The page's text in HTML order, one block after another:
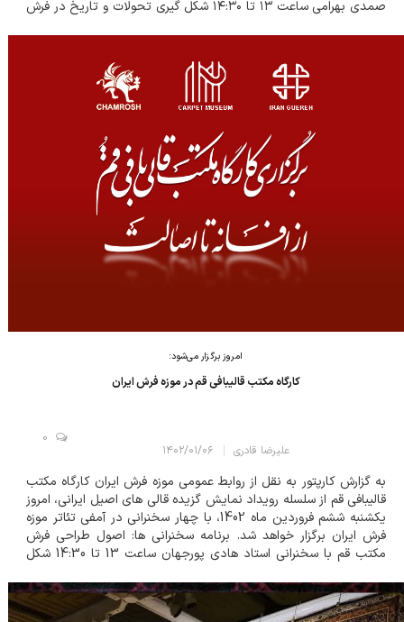
صمدی بهرامی ساعت ۱۳ تا ۱۴:۳۰ شکل گیری تحولات و تاریخ در فرش
امروز برگزار می‌شود:
کارگاه مکتب قالیبافی قم در موزه فرش ایران
علیرضا قادری ۱۴۰۲/۰۱/۰۶
0
به گزارش کارپتور به نقل از روابط عمومی موزه فرش ایران کارگاه مکتب
قالیبافی قم از سلسله رویداد نمایش گزیده قالی های اصیل ایرانی، امروز
یکشنبه ششم فروردین ماه 1402، با چهار سخنرانی در آمفی تئاتر موزه
فرش ایران برگزار خواهد شد. برنامه سخنرانی ها: اصول طراحی فرش
مکتب قم با سخنرانی استاد هادی پورجهان ساعت 13 تا 14:30 شکل
ساعت...